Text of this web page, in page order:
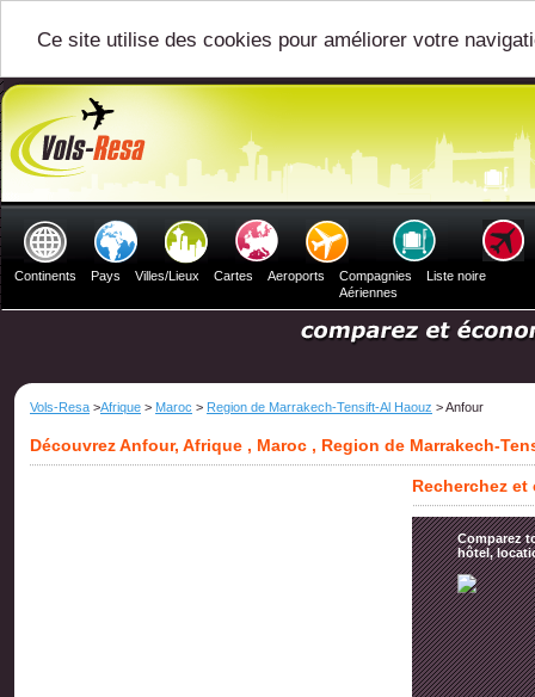
Ce site utilise des cookies pour améliorer votre
Continents Pays Villes/Lieux Cartes Aeroports
Compagnies
Aériennes
Liste noire
Vols-Resa >Afrique > Maroc > Region de Marrakech-Tensift-Al Haouz > Anfour
Découvrez Anfour, Afrique , Maroc , Region de Marrakech-
Recherchez
Comparez
hôtel,